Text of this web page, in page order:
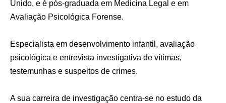
Unido, e é pós-graduada em Medicina Legal e em
Avaliação Psicológica Forense.
Especialista em desenvolvimento infantil, avaliação
psicológica e entrevista investigativa de vítimas,
testemunhas e suspeitos de crimes.
A sua carreira de investigação centra-se no estudo da